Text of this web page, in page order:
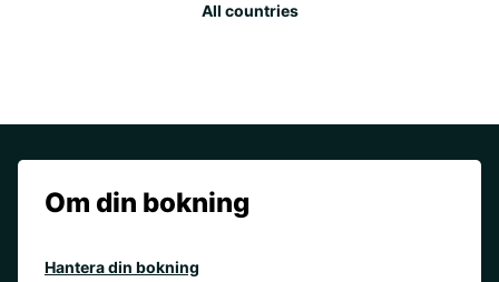
All countries
Om din bokning
Hantera din bokning